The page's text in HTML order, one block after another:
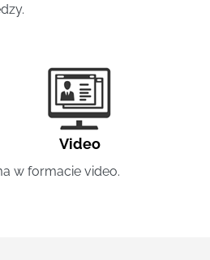
Video
w formacie video.